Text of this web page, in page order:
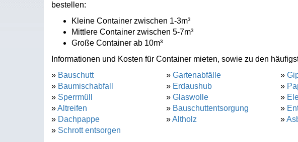
bestellen:
Kleine Container zwischen 1-3m³
Mittlere Container zwischen 5-7m³
Große Container ab 10m³
Informationen und Kosten für Container mieten, sowie zu den
» Bauschutt
» Baumischabfall
» Sperrmüll
»Altreifen
» Dachpappe
» Schrott entsorgen
» Gartenabfälle
» Erdaushub
» Glaswolle
» Bauschuttentsorgung
»Altholz
»
»
»
»
»